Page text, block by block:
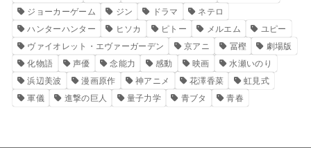
ジョーカーゲーム
ジン ドラマ
ネテロ
ハンターハンター
ヒソカ ピトー メルエム
ユピー
ヴァイオレット・エヴァーガーデン
京アニ 冨樫
劇場版
化物語
声優 念能力 感動 映画
水瀬いのり
浜辺美波
漫画原作 神アニメ 花澤香菜
虹見式
軍儀
進撃の巨人 量子力学 青ブタ 青春